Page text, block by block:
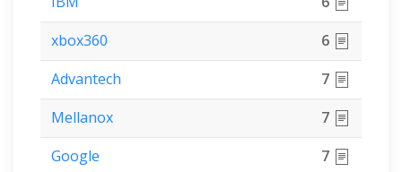
xbox360
6
Advantech
7
Mellanox
7
Google
7